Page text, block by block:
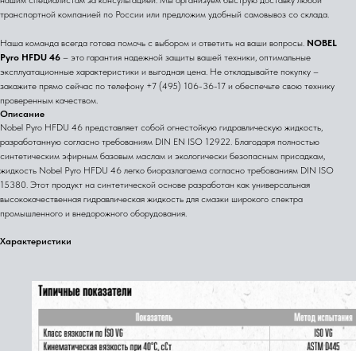
транспортной компанией по России или предложим удобный самовывоз со склада.
Наша команда всегда готова помочь с выбором и ответить на ваши вопросы. NOBEL
Pyro HFDU 46 – это гарантия надежной защиты вашей техники, оптимальные
эксплуатационные характеристики и выгодная цена. Не откладывайте покупку –
закажите прямо сейчас по телефону +7 (495) 106-36-17 и обеспечьте свою технику
проверенным качеством.
Описание
Nobel Pyro HFDU 46 представляет собой огнестойкую гидравлическую жидкость,
разработанную согласно требованиям DIN EN ISO 12922. Благодаря полностью
синтетическим эфирным базовым маслам и экологически безопасным присадкам,
жидкость Nobel Pyro HFDU 46 легко биоразлагаема согласно требованиям DIN ISO
15380. Этот продукт на синтетической основе разработан как универсальная
высококачественная гидравлическая жидкость для смазки широкого спектра
промышленного и внедорожного оборудования.
Характеристики